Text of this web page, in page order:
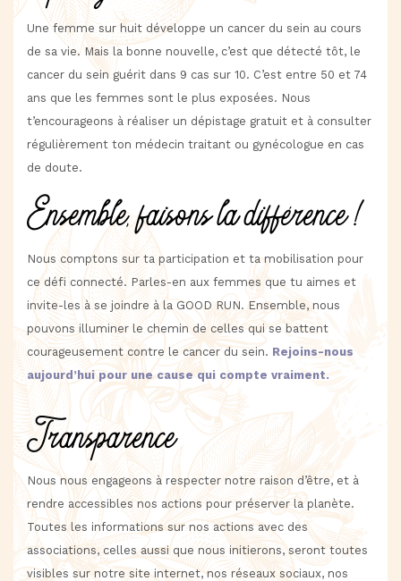
Une femme sur huit développe un cancer du sein au cours
de sa vie. Mais la bonne nouvelle, c’est que détecté tôt, le
cancer du sein guérit dans 9 cas sur 10. C’est entre 50 et 74
ans que les femmes sont le plus exposées. Nous
t’encourageons à réaliser un dépistage gratuit et à consulter
régulièrement ton médecin traitant ou gynécologue en cas
de doute.
Ensemble, faisons la différence !
Nous comptons sur ta participation et ta mobilisation pour
ce défi connecté. Parles-en aux femmes que tu aimes et
invite-les à se joindre à la GOOD RUN. Ensemble, nous
pouvons illuminer le chemin de celles qui se battent
courageusement contre le cancer du sein. Rejoins-nous
aujourd’hui pour une cause qui compte vraiment.
Transparence
Nous nous engageons à respecter notre raison d’être, et à
rendre accessibles nos actions pour préserver la planète.
Toutes les informations sur nos actions avec des
associations, celles aussi que nous initierons, seront toutes
visibles sur notre site internet, nos réseaux sociaux, nos